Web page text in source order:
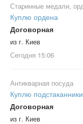
Старинные медали,
Куплю ордена
Договорная
из г. Киев
Сегодня 15:06
Антикварная посуда
Куплю подстаканники
Договорная
из г. Киев